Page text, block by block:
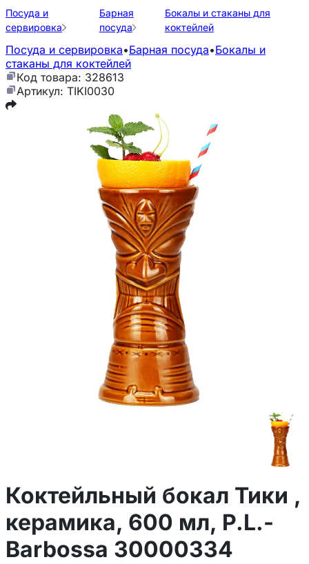
Посуда и
сервировка
Барная
посуда
Бокалы и стаканы для
коктейлей
Посуда и сервировка•Барная посуда•Бокалы и
стаканы для коктейлей
Код товара: 328613
Артикул: TIKI0030
Коктейльный бокал Тики ,
керамика, 600 мл, P.L.-
Barbossa 30000334